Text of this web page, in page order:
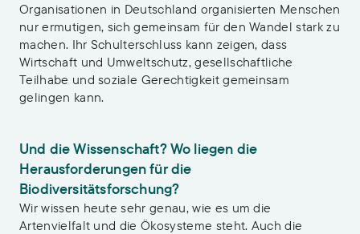
Organisationen in Deutschland organisierten Menschen
nur ermutigen, sich gemeinsam für den Wandel stark zu
machen. Ihr Schulterschluss kann zeigen, dass
Wirtschaft und Umweltschutz, gesellschaftliche
Teilhabe und soziale Gerechtigkeit gemeinsam
gelingen kann.
Und die Wissenschaft? Wo liegen die
Herausforderungen für die
Biodiversitätsforschung?
Wir wissen heute sehr genau, wie es um die
Artenvielfalt und die Ökosysteme steht. Auch die